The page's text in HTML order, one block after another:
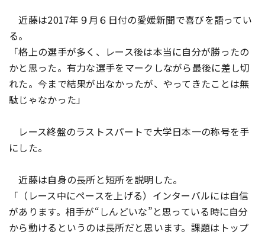
近藤は2017年９月６日付の愛媛新聞で喜びを語ってい
る。
「格上の選手が多く、レース後は本当に自分が勝ったの
かと思った。有力な選手をマークしながら最後に差し切
れた。今まで結果が出なかったが、やってきたことは無
駄じゃなかった」
レース終盤のラストスパートで大学日本一の称号を手
にした。
近藤は自身の長所と短所を説明した。
「（レース中にペースを上げる）インターバルには自信
があります。相手が“しんどいな”と思っている時に自分
から動けるというのは長所だと思います。課題はトップ